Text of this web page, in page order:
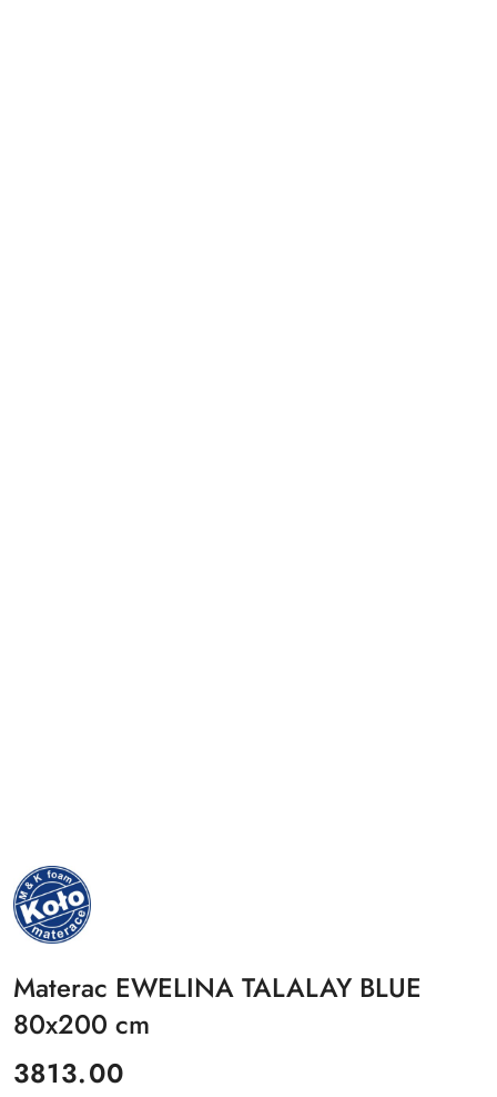
NAZWA
PRODUCENTA:
MKFOAM
Materac EWELINA TALALAY BLUE
80x200 cm
cena:
3813.00